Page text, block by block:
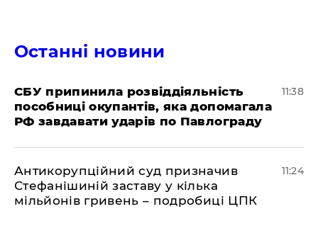
Останні новини
СБУ припинила розвіддіяльність
пособниці окупантів, яка допомагала
РФ завдавати ударів по Павлограду
11:38
Антикорупційний суд призначив
Стефанішиній заставу у кілька
мільйонів гривень – подробиці ЦПК
11:24